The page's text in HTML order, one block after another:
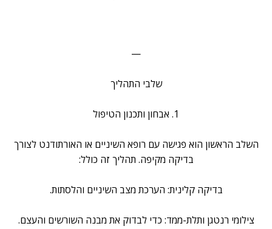
—
שלבי התהליך
1. אבחון ותכנון הטיפול
השלב הראשון הוא פגישה עם רופא השיניים או האורתודנט לצורך
בדיקה מקיפה. תהליך זה כולל:
בדיקה קלינית: הערכת מצב השיניים והלסתות.
צילומי רנטגן ותלת-ממד: כדי לבדוק את מבנה השורשים והעצם.